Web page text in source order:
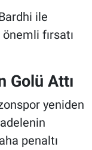
ile
fırsatı
Golü Attı
yeniden
penaltı